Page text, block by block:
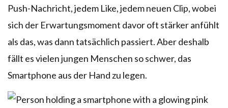
Push-Nachricht, jedem Like, jedem neuen Clip, wobei
sich der Erwartungsmoment davor oft stärker anfühlt
als das, was dann tatsächlich passiert. Aber deshalb
fällt es vielen jungen Menschen so schwer, das
Smartphone aus der Hand zu legen.